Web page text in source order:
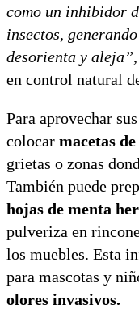
como un inhibidor
insectos,
desorienta y aleja”
en control natural
Para aprovechar
colocar macetas
grietas o zonas
También puede
hojas de menta
pulveriza en
los muebles. Esta
para mascotas y
olores invasivos.